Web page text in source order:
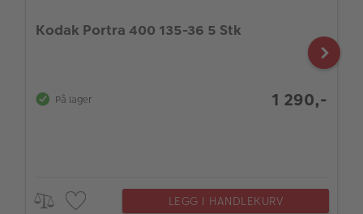
Kodak Portra 400 135-36 5 Stk
På lager 1 290,-
LEGG I HANDLEKURV